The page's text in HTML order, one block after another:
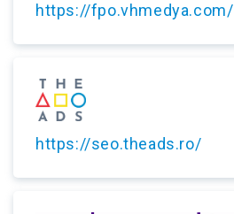
https://fpo.vhmedya.com/
https://seo.theads.ro/